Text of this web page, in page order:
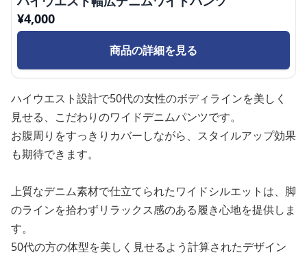
¥4,000
商品の詳細を見る
ハイウエスト設計で50代の女性のボディラインを美しく
見せる、こだわりのワイドデニムパンツです。
お腹周りをすっきりカバーしながら、スタイルアップ効果
も期待できます。
上質なデニム素材で仕立てられたワイドシルエットは、脚
のラインを拾わずリラックス感のある履き心地を提供しま
す。
50代の方の体型を美しく見せるよう計算されたデザイン